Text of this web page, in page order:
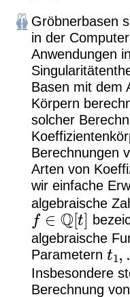
Gröbnerbasen
in der
Anwendungen
Basen mit dem
Körpern
solcher
Berechnungen
Arten von
wir einfache
algebraische
f∈Q[t]
algebraische
Parametern
t1,
Insbesondere
Berechnung